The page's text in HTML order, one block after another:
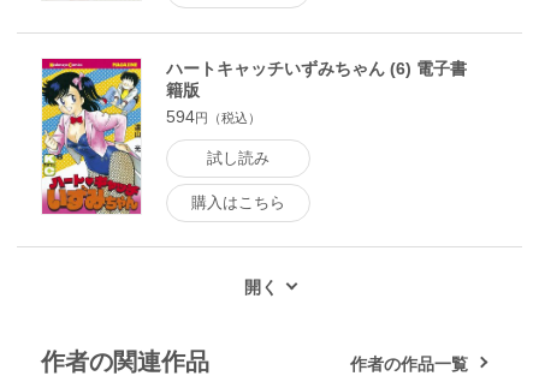
ハートキャッチいずみちゃん (6) 電子書
籍版
594円（税込）
試し読み
購入はこちら
作者の関連作品 作者の作品一覧